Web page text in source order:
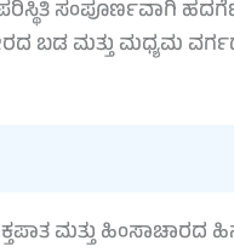
ಸಂಪೂರ್ಣವಾಗಿ
ಬಡ ಮತ್ತು ಮಧ್ಯಮ
ಮತ್ತು ಹಿಂಸಾಚಾರದ